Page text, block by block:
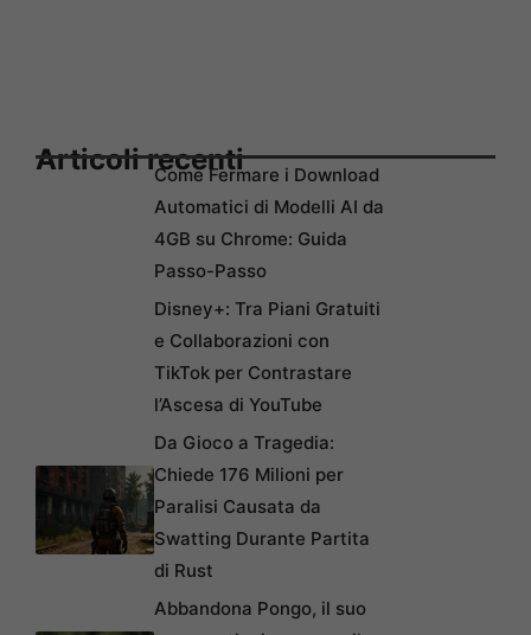
Articoli recentiCome Fermare i Download
Automatici di Modelli AI da
4GB su Chrome: Guida
Passo-Passo
Disney+: Tra Piani Gratuiti
e Collaborazioni con
TikTok per Contrastare
l’Ascesa di YouTube
Da Gioco a Tragedia:
Chiede 176 Milioni per
Paralisi Causata da
Swatting Durante Partita
di Rust
Abbandona Pongo, il suo